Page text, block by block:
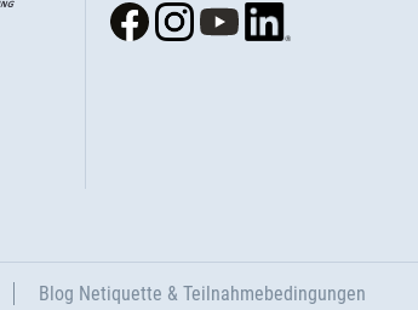
Blog Netiquette & Teilnahmebedingungen